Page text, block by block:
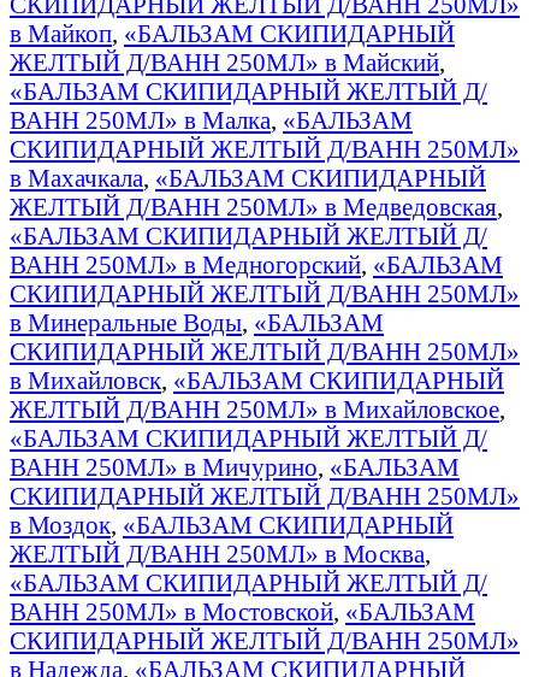
в Майкоп, «БАЛЬЗАМ СКИПИДАРНЫЙ
ЖЕЛТЫЙ Д/ВАНН 250МЛ» в Майский,
«БАЛЬЗАМ СКИПИДАРНЫЙ ЖЕЛТЫЙ Д/
ВАНН 250МЛ» в Малка, «БАЛЬЗАМ
СКИПИДАРНЫЙ ЖЕЛТЫЙ Д/ВАНН 250МЛ»
в Махачкала, «БАЛЬЗАМ СКИПИДАРНЫЙ
ЖЕЛТЫЙ Д/ВАНН 250МЛ» в Медведовская,
«БАЛЬЗАМ СКИПИДАРНЫЙ ЖЕЛТЫЙ Д/
ВАНН 250МЛ» в Медногорский, «БАЛЬЗАМ
СКИПИДАРНЫЙ ЖЕЛТЫЙ Д/ВАНН 250МЛ»
в Минеральные Воды, «БАЛЬЗАМ
СКИПИДАРНЫЙ ЖЕЛТЫЙ Д/ВАНН 250МЛ»
в Михайловск, «БАЛЬЗАМ СКИПИДАРНЫЙ
ЖЕЛТЫЙ Д/ВАНН 250МЛ» в Михайловское,
«БАЛЬЗАМ СКИПИДАРНЫЙ ЖЕЛТЫЙ Д/
ВАНН 250МЛ» в Мичурино, «БАЛЬЗАМ
СКИПИДАРНЫЙ ЖЕЛТЫЙ Д/ВАНН 250МЛ»
в Моздок, «БАЛЬЗАМ СКИПИДАРНЫЙ
ЖЕЛТЫЙ Д/ВАНН 250МЛ» в Москва,
«БАЛЬЗАМ СКИПИДАРНЫЙ ЖЕЛТЫЙ Д/
ВАНН 250МЛ» в Мостовской, «БАЛЬЗАМ
СКИПИДАРНЫЙ ЖЕЛТЫЙ Д/ВАНН 250МЛ»
в Надежда, «БАЛЬЗАМ СКИПИДАРНЫЙ